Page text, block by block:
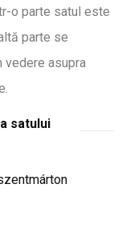
o parte satul este
parte se
vedere asupra
satului